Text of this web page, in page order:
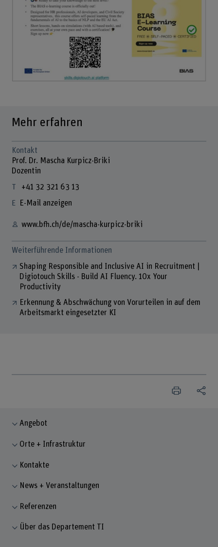
Mehr erfahren
Kontakt
Prof. Dr. Mascha Kurpicz-Briki
Dozentin
+41 32 321 63 13
E-Mail anzeigen
www.bfh.ch/de/mascha-kurpicz-briki
Weiterführende Informationen
Shaping Responsible and Inclusive AI in Recruitment |
Digiotouch Skills - Build AI Fluency. 10x Your
Productivity
Erkennung & Abschwächung von Vorurteilen in auf dem
Arbeitsmarkt eingesetzter KI
Angebot
Orte + Infrastruktur
Kontakte
News + Veranstaltungen
Referenzen
Über das Departement TI